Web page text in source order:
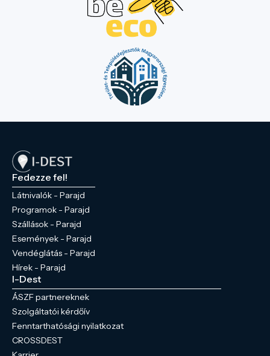
Fedezze fel!
Látnivalók - Parajd
Programok - Parajd
Szállások - Parajd
Események - Parajd
Vendéglátás - Parajd
Hírek - Parajd
I-Dest
ÁSZF partnereknek
Szolgáltatói kérdőív
Fenntarthatósági nyilatkozat
CROSSDEST